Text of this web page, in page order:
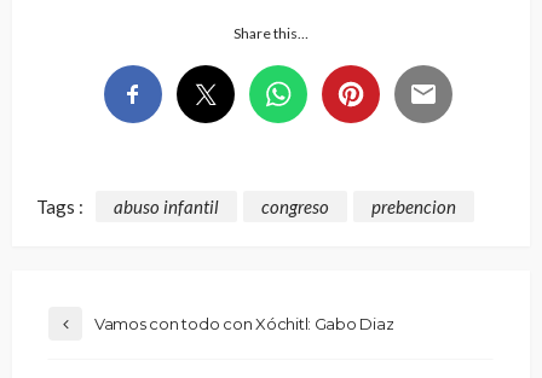
Share this…
Tags : abuso infantil congreso prebencion
Vamos con todo con Xóchitl: Gabo Diaz